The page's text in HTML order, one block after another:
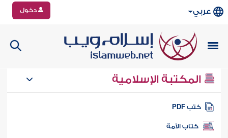
عربي دخول
المكتبة الإسلامية
كتب PDF